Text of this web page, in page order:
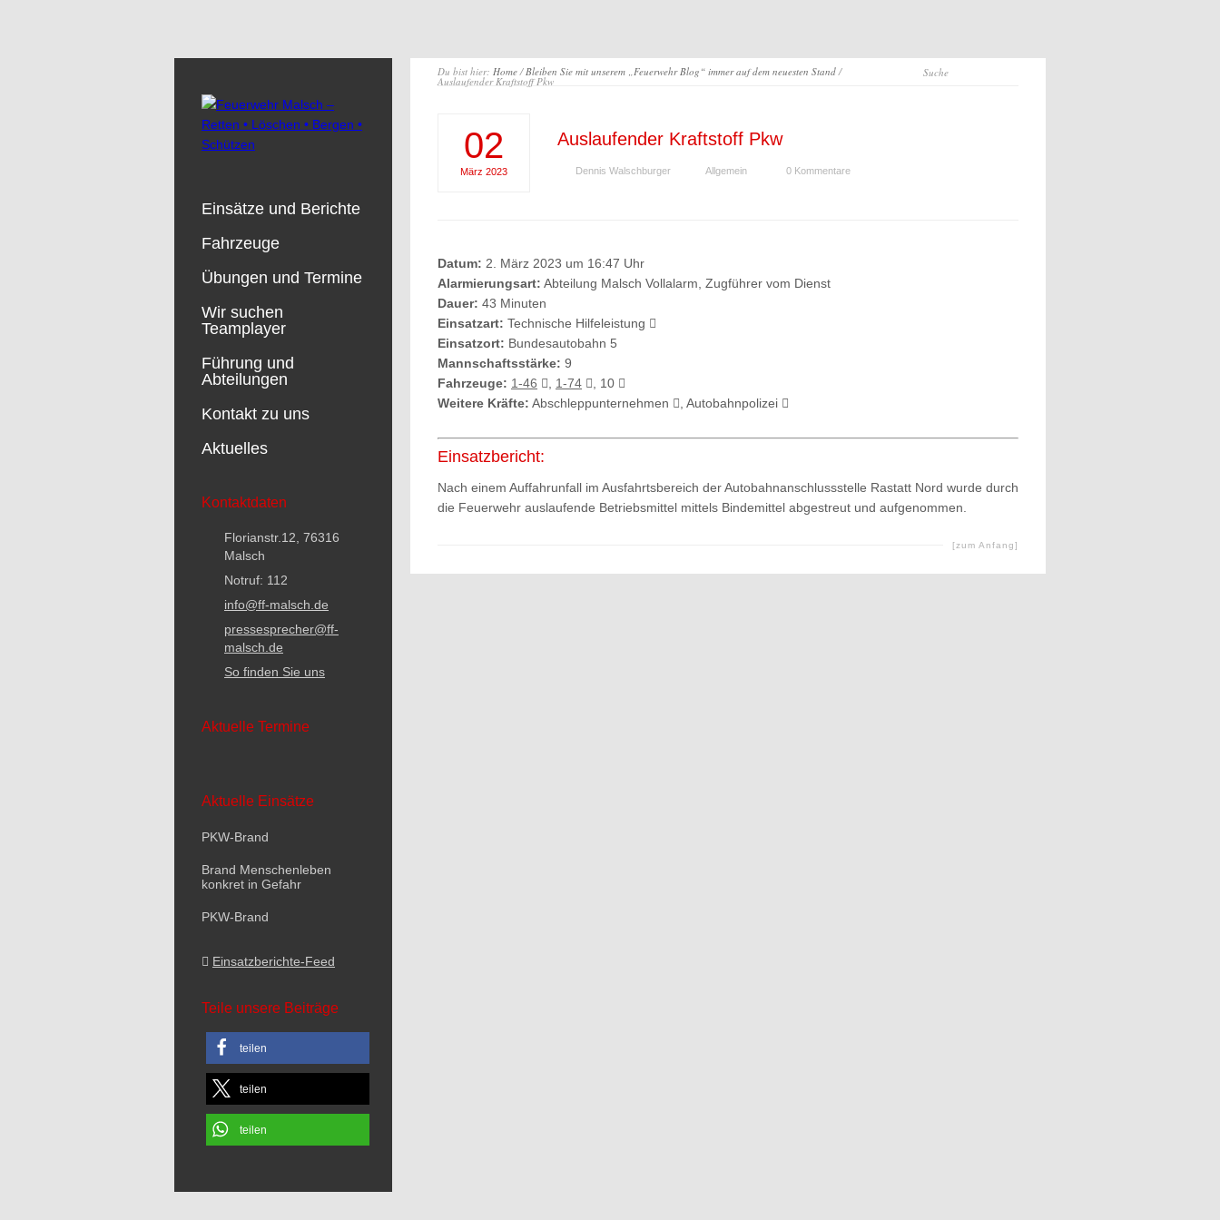
Du bist hier: Home/Bleiben Sie mit unserem „Feuerwehr Blog“ immer auf dem neuesten Stand/
Auslaufender Kraftstoff Pkw
02
März 2023
Auslaufender Kraftstoff Pkw
Dennis Walschburger Allgemein 0 Kommentare
Datum: 2. März 2023 um 16:47 Uhr
Alarmierungsart: Abteilung Malsch Vollalarm, Zugführer vom Dienst
Dauer: 43 Minuten
Einsatzart: Technische Hilfeleistung
Einsatzort: Bundesautobahn 5
Mannschaftsstärke: 9
Fahrzeuge: 1-46 1-74
, 10
Weitere Kräfte: Abschleppunternehmen , Autobahnpolizei
Einsatzbericht:
Nach einem Auffahrunfall im Ausfahrtsbereich der Autobahnanschlussstelle Rastatt Nord wurde durch
die Feuerwehr auslaufende Betriebsmittel mittels Bindemittel abgestreut und aufgenommen.
[zum Anfang]
Einsätze und Berichte
Fahrzeuge
Übungen und Termine
Wir suchen
Teamplayer
Führung und
Abteilungen
Kontakt zu uns
Aktuelles
Kontaktdaten
Florianstr.12, 76316
Malsch
Notruf: 112
info@ff-malsch.de
pressesprecher@ff-
malsch.de
So finden Sie uns
Aktuelle Termine
Aktuelle Einsätze
PKW-Brand
Brand Menschenleben
konkret in Gefahr
PKW-Brand
Einsatzberichte-Feed
Teile unsere Beiträge
teilen
teilen
teilen